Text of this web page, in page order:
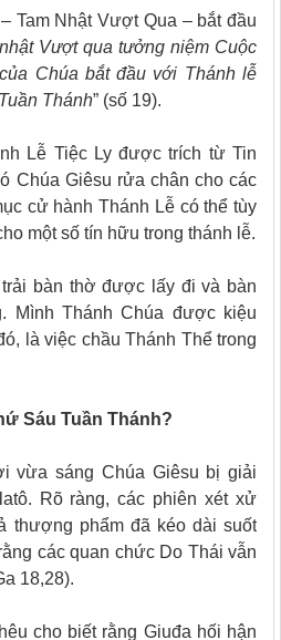
Tam Nhật Vượt Qua – bắt đầu
Vượt qua tưởng niệm Cuộc
Chúa bắt đầu với Thánh lễ
Thánh” (số 19).
Lễ Tiệc Ly được trích từ Tin
Chúa Giêsu rửa chân cho các
cử hành Thánh Lễ có thể tùy
một số tín hữu trong thánh lễ.
trải bàn thờ được lấy đi và bàn
Mình Thánh Chúa được kiệu
là việc chầu Thánh Thể trong
Sáu Tuần Thánh?
vừa sáng Chúa Giêsu bị giải
Rõ ràng, các phiên xét xử
thượng phẩm đã kéo dài suốt
các quan chức Do Thái vẫn
18,28).
cho biết rằng Giuđa hối hận